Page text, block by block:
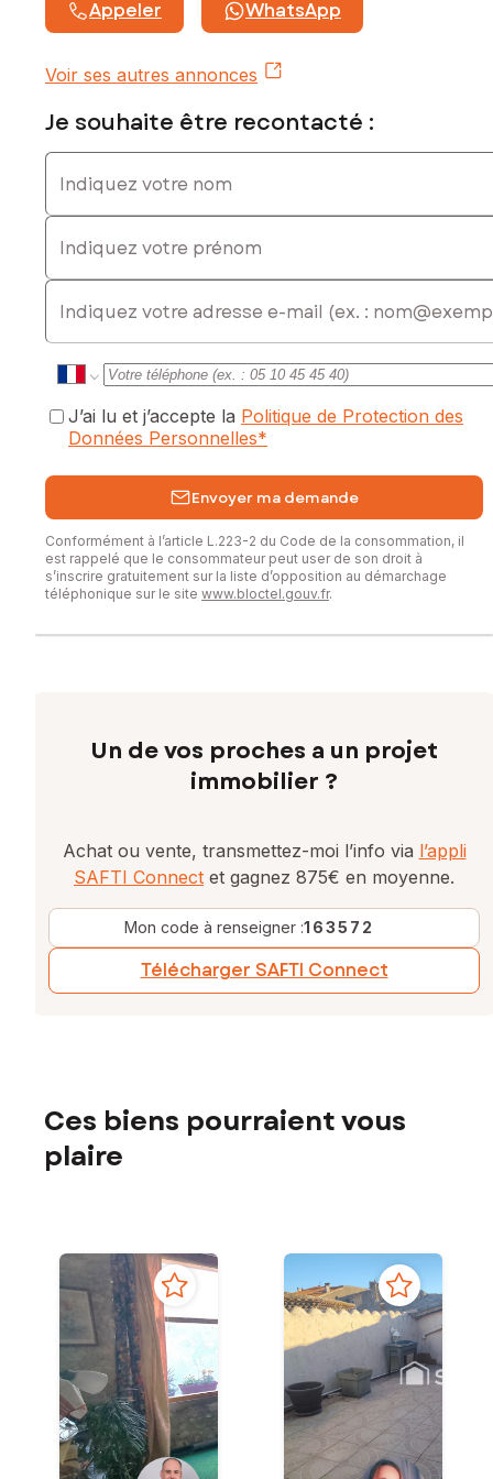
06 17 46 38 15, E-mail : morgane.ferretti@safti.fr - EI - Agent
commercial immatriculé au RSAC de NARBONNE sous le
Appeler WhatsApp
Voir ses autres annonces
Je souhaite être recontacté :
Indiquez votre nom
Indiquez votre prénom
E-mail
J’ai lu et j’accepte la Politique de Protection des
Données Personnelles*
Envoyer ma demande
Conformément à l’article L.223-2 du Code de la consommation, il
est rappelé que le consommateur peut user de son droit à
s’inscrire gratuitement sur la liste d’opposition au démarchage
téléphonique sur le site www.bloctel.gouv.fr.
Un de vos proches a un projet
immobilier ?
Achat ou vente, transmettez-moi l’info via l’appli
SAFTI Connect et gagnez 875€ en moyenne.
Mon code à renseigner :163572
Télécharger SAFTI Connect
Ces biens pourraient vous
plaire